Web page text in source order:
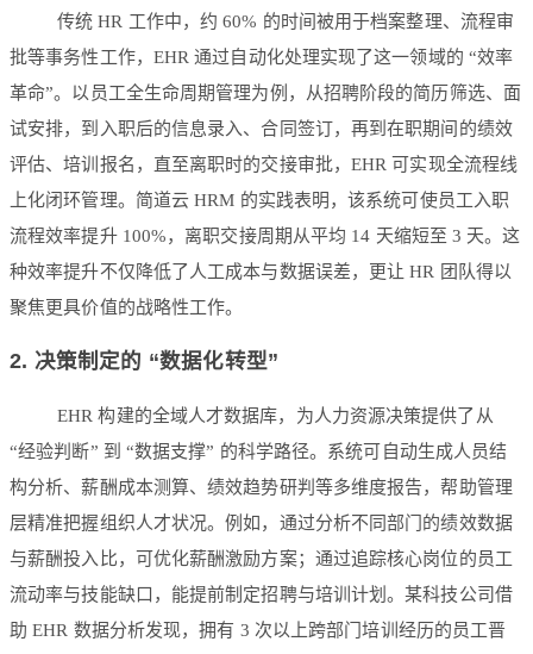
传统 HR 工作中，约 60% 的时间被用于档案整理、流程审
批等事务性工作，EHR 通过自动化处理实现了这一领域的 “效率
革命”。以员工全生命周期管理为例，从招聘阶段的简历筛选、面
试安排，到入职后的信息录入、合同签订，再到在职期间的绩效
评估、培训报名，直至离职时的交接审批，EHR 可实现全流程线
上化闭环管理。简道云 HRM 的实践表明，该系统可使员工入职
流程效率提升 100%，离职交接周期从平均 14 天缩短至 3 天。这
种效率提升不仅降低了人工成本与数据误差，更让 HR 团队得以
聚焦更具价值的战略性工作。
2. 决策制定的 “数据化转型”
EHR 构建的全域人才数据库，为人力资源决策提供了从
“经验判断” 到 “数据支撑” 的科学路径。系统可自动生成人员结
构分析、薪酬成本测算、绩效趋势研判等多维度报告，帮助管理
层精准把握组织人才状况。例如，通过分析不同部门的绩效数据
与薪酬投入比，可优化薪酬激励方案；通过追踪核心岗位的员工
流动率与技能缺口，能提前制定招聘与培训计划。某科技公司借
助 EHR 数据分析发现，拥有 3 次以上跨部门培训经历的员工晋